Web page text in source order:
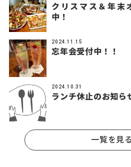
クリスマス＆年末
中！
2024.11.15
忘年会受付中！！
2024.10.31
ランチ休止のお知ら
一覧を見る